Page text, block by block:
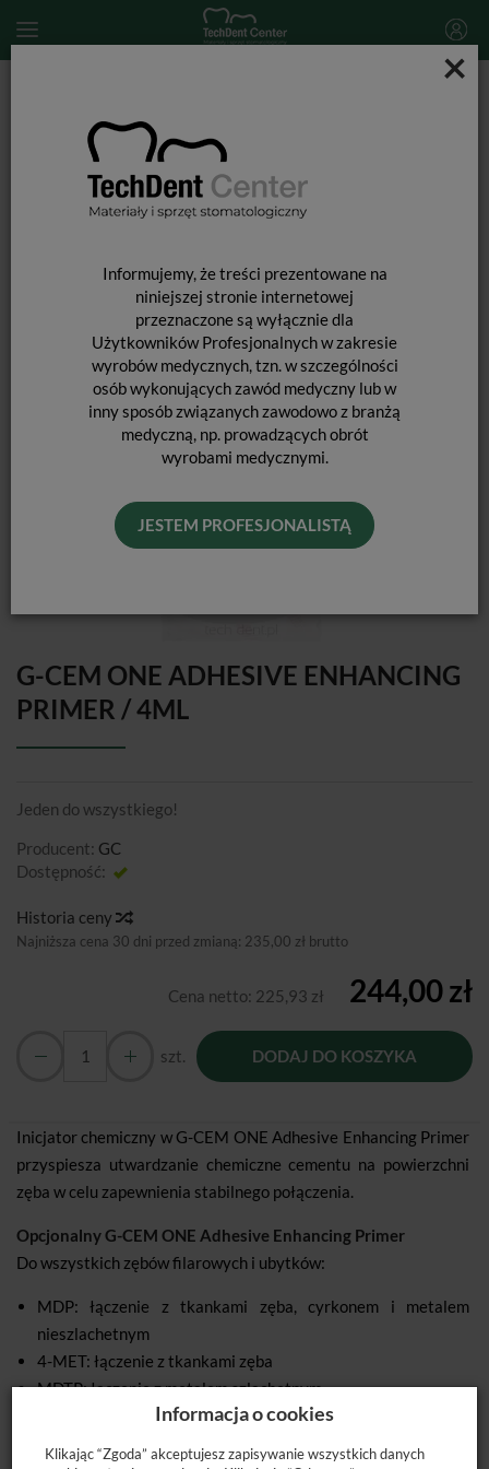
×
Informujemy, że treści prezentowane na
niniejszej stronie internetowej
przeznaczone są wyłącznie dla
Użytkowników Profesjonalnych w zakresie
wyrobów medycznych, tzn. w szczególności
osób wykonujących zawód medyczny lub w
inny sposób związanych zawodowo z branżą
medyczną, np. prowadzących obrót
wyrobami medycznymi.
JESTEM PROFESJONALISTĄ
G-CEM ONE Adhesive Enhancing Primer / 4ml
G-CEM ONE ADHESIVE ENHANCING
PRIMER / 4ML
Jeden do wszystkiego!
Producent: GC
Dostępność:
Historia ceny
Najniższa cena 30 dni przed zmianą: 235,00 zł brutto
Cena netto: 225,93 zł 244,00 zł
szt. DODAJ DO KOSZYKA
Inicjator chemiczny w G-CEM ONE Adhesive Enhancing Primer
przyspiesza utwardzanie chemiczne cementu na powierzchni
zęba w celu zapewnienia stabilnego połączenia.
Opcjonalny G-CEM ONE Adhesive Enhancing Primer
Do wszystkich zębów filarowych i ubytków:
MDP: łączenie z tkankami zęba, cyrkonem i metalem
nieszlachetnym
4-MET: łączenie z tkankami zęba
MDTP: łączenie z metalem szlachetnym
Akcelerator – Silne połączenie z zębem filarowym i ubytkiem
Informacja o cookies
Klikając “Zgoda” akceptujesz zapisywanie wszystkich danych